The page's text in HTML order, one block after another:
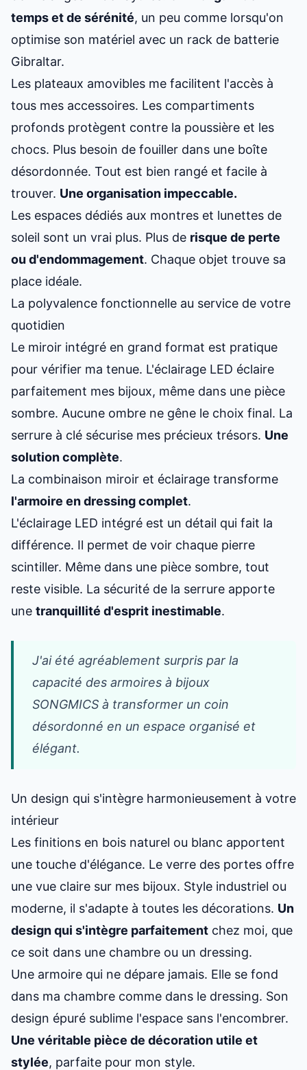
temps et de sérénité, un peu comme lorsqu'on
optimise son matériel avec un rack de batterie
Gibraltar.
Les plateaux amovibles me facilitent l'accès à
tous mes accessoires. Les compartiments
profonds protègent contre la poussière et les
chocs. Plus besoin de fouiller dans une boîte
désordonnée. Tout est bien rangé et facile à
trouver. Une organisation impeccable.
Les espaces dédiés aux montres et lunettes de
soleil sont un vrai plus. Plus de risque de perte
ou d'endommagement. Chaque objet trouve sa
place idéale.
La polyvalence fonctionnelle au service de votre
quotidien
Le miroir intégré en grand format est pratique
pour vérifier ma tenue. L'éclairage LED éclaire
parfaitement mes bijoux, même dans une pièce
sombre. Aucune ombre ne gêne le choix final. La
serrure à clé sécurise mes précieux trésors. Une
solution complète.
La combinaison miroir et éclairage transforme
l'armoire en dressing complet.
L'éclairage LED intégré est un détail qui fait la
différence. Il permet de voir chaque pierre
scintiller. Même dans une pièce sombre, tout
reste visible. La sécurité de la serrure apporte
une tranquillité d'esprit inestimable.
J'ai été agréablement surpris par la
capacité des armoires à bijoux
SONGMICS à transformer un coin
désordonné en un espace organisé et
élégant.
Un design qui s'intègre harmonieusement à votre
intérieur
Les finitions en bois naturel ou blanc apportent
une touche d'élégance. Le verre des portes offre
une vue claire sur mes bijoux. Style industriel ou
moderne, il s'adapte à toutes les décorations. Un
design qui s'intègre parfaitement chez moi, que
ce soit dans une chambre ou un dressing.
Une armoire qui ne dépare jamais. Elle se fond
dans ma chambre comme dans le dressing. Son
design épuré sublime l'espace sans l'encombrer.
Une véritable pièce de décoration utile et
stylée, parfaite pour mon style.